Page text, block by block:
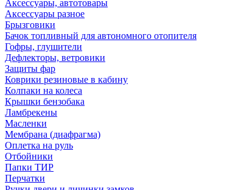
Аксессуары, автотовары
Аксессуары разное
Брызговики
Бачок топливный для автономного отопителя
Гофры, глушители
Дефлекторы, ветровики
Защиты фар
Коврики резиновые в кабину
Колпаки на колеса
Крышки бензобака
Ламбрекены
Масленки
Мембрана (диафрагма)
Оплетка на руль
Отбойники
Папки ТИР
Перчатки